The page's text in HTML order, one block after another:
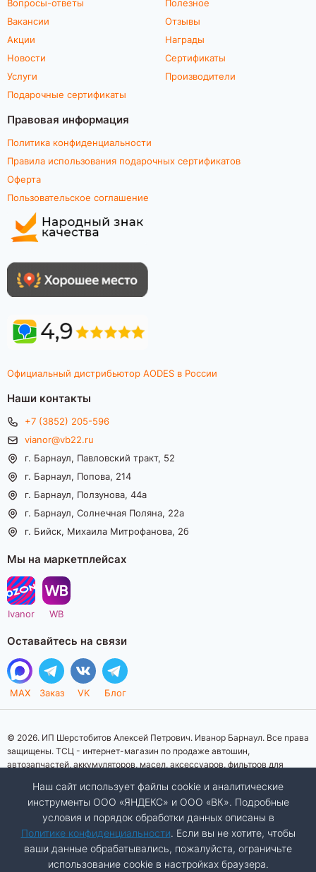
Вопросы-ответы
Вакансии
Акции
Новости
Услуги
Подарочные сертификаты
Полезное
Отзывы
Награды
Сертификаты
Производители
Правовая информация
Политика конфиденциальности
Правила использования подарочных сертификатов
Оферта
Пользовательское соглашение
Официальный дистрибьютор AODES в России
Наши контакты
+7 (3852) 205-596
vianor@vb22.ru
г. Барнаул, Павловский тракт, 52
г. Барнаул, Попова, 214
г. Барнаул, Ползунова, 44а
г. Барнаул, Солнечная Поляна, 22а
г. Бийск, Михаила Митрофанова, 2б
Мы на маркетплейсах
Ivanor WB
Оставайтесь на связи
MAX Заказ VK Блог
© 2026. ИП Шерстобитов Алексей Петрович. Иванор Барнаул. Все права
защищены. ТСЦ - интернет-магазин по продаже автошин,
автозапчастей, аккумуляторов, масел, аксессуаров, фильтров для
информационный характер. Представленная информация о товарах, их
стоимости, характеристик, фото, наличия на складе ни при каких
условиях не является публичной офертой, определяемой положениями
Статьи 437 (2) Гражданского кодекса Российской Федерации.
Изображения товаров на фотографиях, представленных на сайте, могут
отличаться от оригиналов. Копирование материалов сайта запрещено.
Наш сайт использует файлы cookie и аналитические
инструменты ООО «ЯНДЕКС» и ООО «ВК». Подробные
условия и порядок обработки данных описаны в
Политике конфиденциальности. Если вы не хотите, чтобы
ваши данные обрабатывались, пожалуйста, ограничьте
использование cookie в настройках браузера.